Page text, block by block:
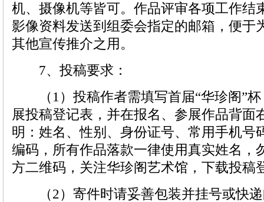
机、摄像机等皆可。作品评审各项工作结
影像资料发送到组委会指定的邮箱，便于
其他宣传推介之用。
7、投稿要求：
（1）投稿作者需填写首届“华珍阁”杯
展投稿登记表，并在报名、参展作品背面
明：姓名、性别、身份证号、常用手机号
编码，所有作品落款一律使用真实姓名，
方二维码，关注华珍阁艺术馆，下载投稿
（2）寄件时请妥善包装并挂号或快递